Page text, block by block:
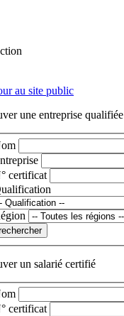
au site public
une entreprise qualifiée
certificat
un salarié certifié
certificat